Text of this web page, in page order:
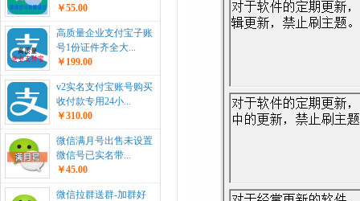
￥55.00
高质量企业支付宝子账
号1份证件齐全大...
￥199.00
v2实名支付宝账号购买
收付款专用24小...
￥310.00
微信满月号出售未设置
微信号已实名带...
￥45.00
微信拉群送群-加群好